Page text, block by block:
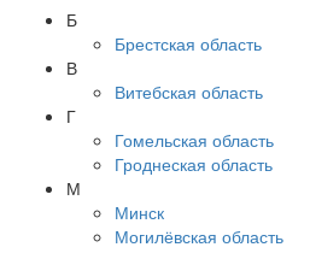
Б
Брестская область
В
Витебская область
Г
Гомельская область
Гроднеская область
М
Минск
Могилёвская область